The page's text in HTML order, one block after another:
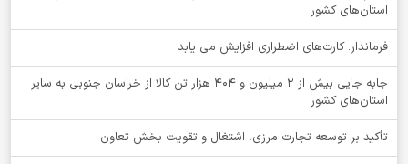
استان‌های کشور
فرماندار: کارت‌های اضطراری افزایش می یابد
جابه جایی بیش از 2 میلیون و 404 هزار تن کالا از خراسان جنوبی به سایر
استان‌های کشور
تأکید بر توسعه تجارت مرزی، اشتغال و تقویت بخش تعاون